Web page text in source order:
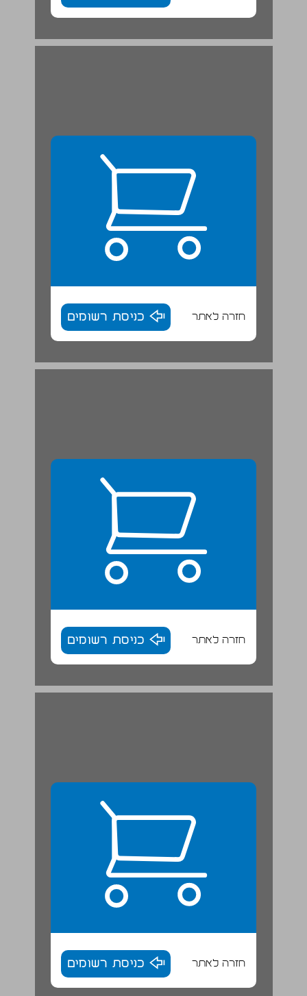
חזרה לאתר כניסת רשומים
חזרה לאתר כניסת רשומים
חזרה לאתר כניסת רשומים